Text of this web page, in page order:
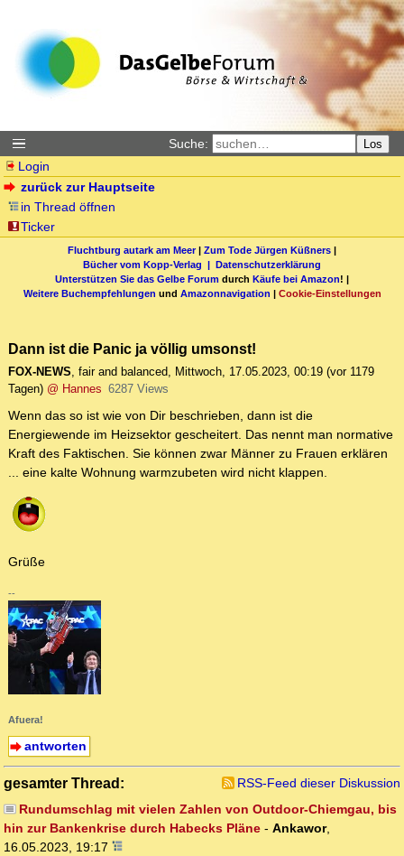
Suche: Los
Login
zurück zur Hauptseite
in Thread öffnen
Ticker
Fluchtburg autark am Meer| Zum Tode Jürgen Küßners |
Bücher vom Kopp-Verlag | Datenschutzerklärung
Unterstützen Sie das Gelbe Forum durch Käufe bei Amazon! |
Weitere Buchempfehlungen und Amazonnavigation | Cookie-Einstellungen
Dann ist die Panic ja völlig umsonst!
FOX-NEWS, fair and balanced, Mittwoch, 17.05.2023, 00:19 (vor 1179
Tagen) @ Hannes 6287 Views
Wenn das so ist wie von Dir beschrieben, dann ist die
Energiewende im Heizsektor gescheitert. Das nennt man normative
Kraft des Faktischen. Sie können zwar Männer zu Frauen erklären
... eine kalte Wohnung warmzubeten wird nicht klappen.
Grüße
--
Afuera!
antworten
gesamter Thread:
RSS-Feed dieser Diskussion
Rundumschlag mit vielen Zahlen von Outdoor-Chiemgau, bis
hin zur Bankenkrise durch Habecks Pläne - Ankawor,
16.05.2023, 19:17